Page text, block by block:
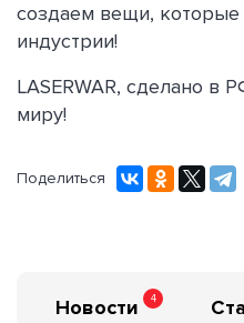
создаем вещи, которые
индустрии!
LASERWAR, cделано в
миру!
Поделиться
Новости 4